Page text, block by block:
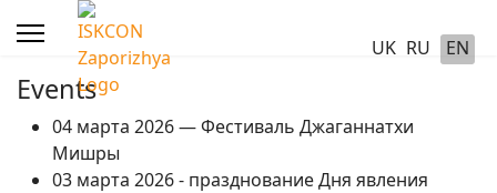
UK RU EN
Events
04 марта 2026 — Фестиваль Джаганнатхи
Мишры
03 марта 2026 - празднование Дня явления